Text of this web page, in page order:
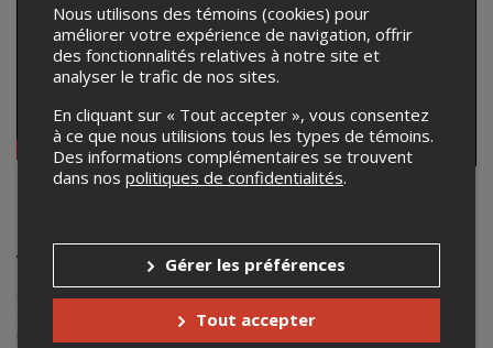
jeunes invités
Un grand cabaret poétique autour du spectacle
ça suffit!Une occasion bien spéciale d'entendre Edgar Bori
et la Fanfare Pourpour sur une même scène! Edgar Bori est
un auteur-compositeur-interprète, poète et artiste
Nous utilisons des témoins (cookies) pour
améliorer votre expérience de navigation, offrir
des fonctionnalités relatives à notre site et
analyser le trafic de nos sites.
En cliquant sur « Tout accepter », vous consentez
à ce que nous utilisions tous les types de témoins.
Des informations complémentaires se trouvent
dans nos politiques de confidentialités.
Gérer les préférences
Tout accepter